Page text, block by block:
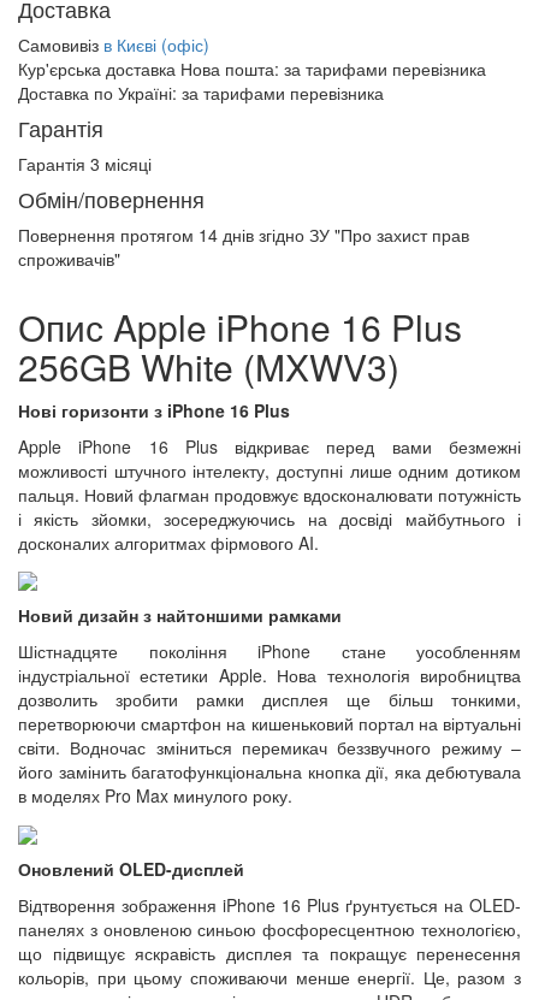
Доставка
Самовивіз в Києві (офіс)
Кур'єрська доставка Нова пошта: за тарифами перевізника
Доставка по Україні: за тарифами перевізника
Гарантія
Гарантія 3 місяці
Обмін/повернення
Повернення протягом 14 днів згідно ЗУ "Про захист прав
спроживачів"
Опис Apple iPhone 16 Plus
256GB White (MXWV3)
Нові горизонти з iPhone 16 Plus
Apple iPhone 16 Plus відкриває перед вами безмежні
можливості штучного інтелекту, доступні лише одним дотиком
пальця. Новий флагман продовжує вдосконалювати потужність
і якість зйомки, зосереджуючись на досвіді майбутнього і
досконалих алгоритмах фірмового AI.
Новий дизайн з найтоншими рамками
Шістнадцяте покоління iPhone стане уособленням
індустріальної естетики Apple. Нова технологія виробництва
дозволить зробити рамки дисплея ще більш тонкими,
перетворюючи смартфон на кишеньковий портал на віртуальні
світи. Водночас зміниться перемикач беззвучного режиму –
його замінить багатофункціональна кнопка дії, яка дебютувала
в моделях Pro Max минулого року.
Оновлений OLED-дисплей
Відтворення зображення iPhone 16 Plus ґрунтується на OLED-
панелях з оновленою синьою фосфоресцентною технологією,
що підвищує яскравість дисплея та покращує перенесення
кольорів, при цьому споживаючи менше енергії. Це, разом з